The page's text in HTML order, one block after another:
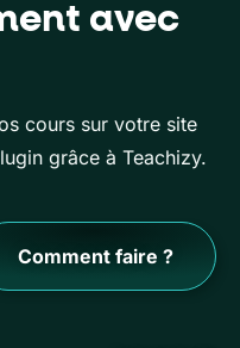
avec
cours sur votre site
grâce à Teachizy.
Comment faire ?